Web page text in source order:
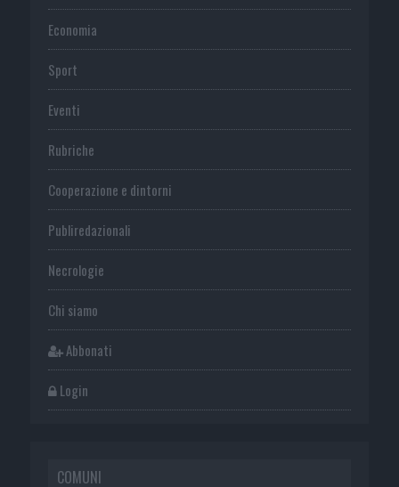
Economia
Sport
Eventi
Rubriche
Cooperazione e dintorni
Publiredazionali
Necrologie
Chi siamo
Abbonati
Login
COMUNI